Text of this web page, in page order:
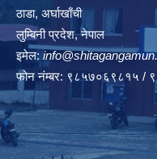
ठाडा, अर्घाखाँची
लुम्बिनी प्रदेश, नेपाल
इमेल:
फोन नंम्बर: ९८५७०६९८१५ /